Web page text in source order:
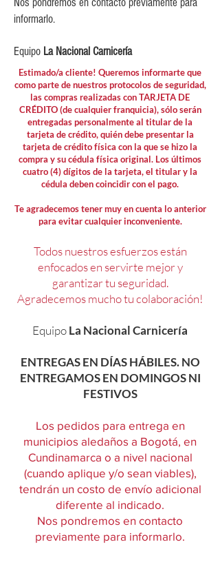
Nos pondremos en contacto previamente para
informarlo.
Equipo La Nacional Carnicería
Estimado/a cliente! Queremos informarte que
como parte de nuestros protocolos de seguridad,
las compras realizadas con TARJETA DE
CRÉDITO (de cualquier franquicia), sólo serán
entregadas personalmente al titular de la
tarjeta de crédito, quién debe presentar la
tarjeta de crédito física con la que se hizo la
compra y su cédula física original. Los últimos
cuatro (4) dígitos de la tarjeta, el titular y la
cédula deben coincidir con el pago.
Te agradecemos tener muy en cuenta lo anterior
para evitar cualquier inconveniente.
Todos nuestros esfuerzos están
enfocados en servirte mejor y
garantizar tu seguridad.
Agradecemos mucho tu colaboración!
EquipoLa Nacional Carnicería
ENTREGAS EN DÍAS HÁBILES. NO
ENTREGAMOS EN DOMINGOS NI
FESTIVOS
Los pedidos para entrega en
municipios aledaños a Bogotá, en
Cundinamarca o a nivel nacional
(cuando aplique y/o sean viables),
tendrán un costo de envío adicional
diferente al indicado.
Nos pondremos en contacto
previamente para informarlo.